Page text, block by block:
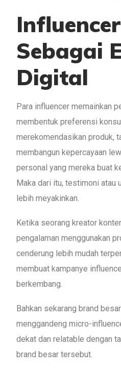
Influencer
Sebagai
Digital
Para influencer memainkan
membentuk preferensi
merekomendasikan produk,
membangun kepercayaan
personal yang mereka buat
Maka dari itu, testimoni atau
lebih meyakinkan.
Ketika seorang kreator
pengalaman menggunakan
cenderung lebih mudah
membuat kampanye
berkembang.
Bahkan sekarang brand
menggandeng micro-
dekat dan relatable dengan
brand besar tersebut.